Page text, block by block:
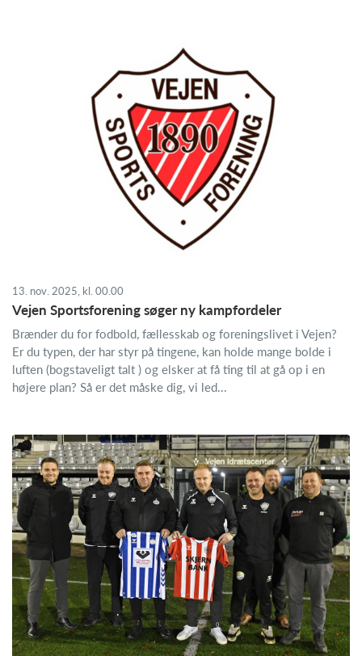
13. nov. 2025, kl. 00.00
Vejen Sportsforening søger ny kampfordeler
Brænder du for fodbold, fællesskab og foreningslivet i Vejen?
Er du typen, der har styr på tingene, kan holde mange bolde i
luften (bogstaveligt talt ) og elsker at få ting til at gå op i en
højere plan? Så er det måske dig, vi led...